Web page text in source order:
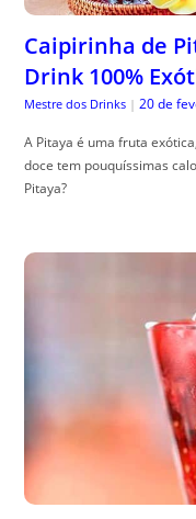
Caipirinha de
Drink 100%
Mestre dos Drinks | 20 de
A Pitaya é uma fruta
doce tem pouquíssimas
Pitaya?